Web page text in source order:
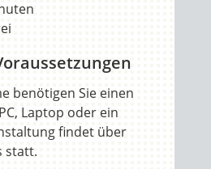
benötigen Sie einen
Laptop oder ein
findet über
statt.